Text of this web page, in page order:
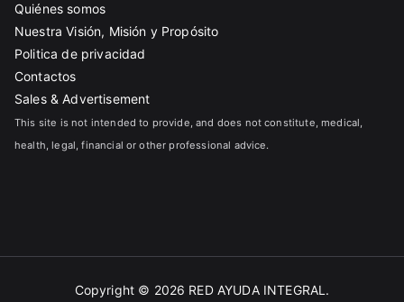
Quiénes somos
Nuestra Visión, Misión y Propósito
Politica de privacidad
Contactos
Sales & Advertisement
This site is not intended to provide, and does not constitute, medical,
health, legal, financial or other professional advice.
Copyright © 2026 RED AYUDA INTEGRAL .